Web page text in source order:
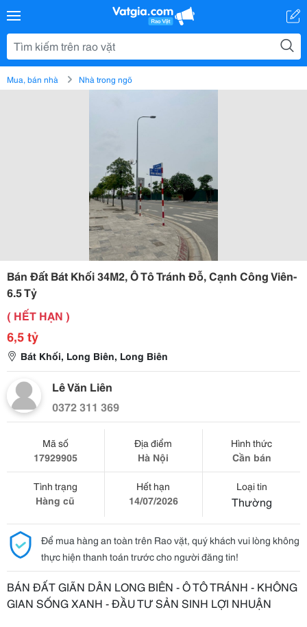
Mua, bán nhà Nhà trong ngõ
Bán Đất Bát Khối 34M2, Ô Tô Tránh Đỗ, Cạnh Công Viên-
6.5 Tỷ
( HẾT HẠN )
6,5 tỷ
Bát Khối, Long Biên, Long Biên
Lê Văn Liên
0372 311 369
Mã số
17929905
Địa điểm
Hà Nội
Hình thức
Cần bán
Tình trạng
Hàng cũ
Hết hạn
14/07/2026
Loại tin
Thường
Để mua hàng an toàn trên Rao vặt, quý khách vui lòng không
thực hiện thanh toán trước cho người đăng tin!
BÁN ĐẤT GIÃN DÂN LONG BIÊN - Ô TÔ TRÁNH - KHÔNG
GIAN SỐNG XANH - ĐẦU TƯ SẢN SINH LỢI NHUẬN